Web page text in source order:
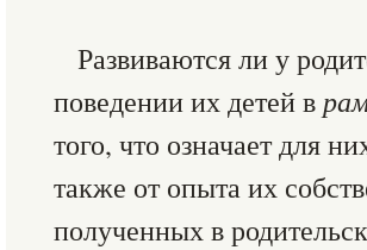
Развиваются ли у
поведении их детей в
того, что означает для
также от опыта их
полученных в